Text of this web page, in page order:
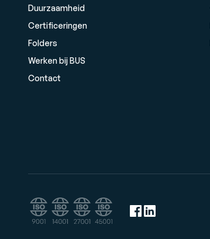
Duurzaamheid
Certificeringen
Folders
Werken bij BUS
Contact